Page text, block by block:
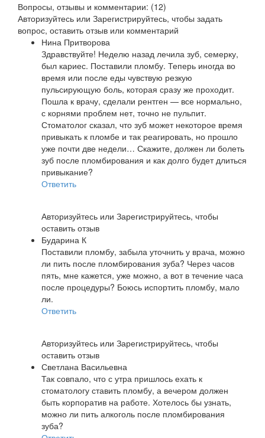
Вопросы, отзывы и комментарии: (12)
Авторизуйтесь или Зарегистрируйтесь, чтобы задать
вопрос, оставить отзыв или комментарий
Нина Притворова
Здравствуйте! Неделю назад лечила зуб, семерку,
был кариес. Поставили пломбу. Теперь иногда во
время или после еды чувствую резкую
пульсирующую боль, которая сразу же проходит.
Пошла к врачу, сделали рентген — все нормально,
с корнями проблем нет, точно не пульпит.
Стоматолог сказал, что зуб может некоторое время
привыкать к пломбе и так реагировать, но прошло
уже почти две недели… Скажите, должен ли болеть
зуб после пломбирования и как долго будет длиться
привыкание?
Ответить
Авторизуйтесь или Зарегистрируйтесь, чтобы
оставить отзыв
Бударина К
Поставили пломбу, забыла уточнить у врача, можно
ли пить после пломбирования зуба? Через часов
пять, мне кажется, уже можно, а вот в течение часа
после процедуры? Боюсь испортить пломбу, мало
ли.
Ответить
Авторизуйтесь или Зарегистрируйтесь, чтобы
оставить отзыв
Светлана Васильевна
Так совпало, что с утра пришлось ехать к
стоматологу ставить пломбу, а вечером должен
быть корпоратив на работе. Хотелось бы узнать,
можно ли пить алкоголь после пломбирования
зуба?